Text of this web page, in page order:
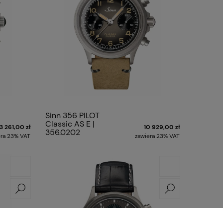
261,00 zł
23% VAT
Sinn 356 PILOT
Classic AS E |
356.0202
10 929,00 zł
zawiera 23% VAT